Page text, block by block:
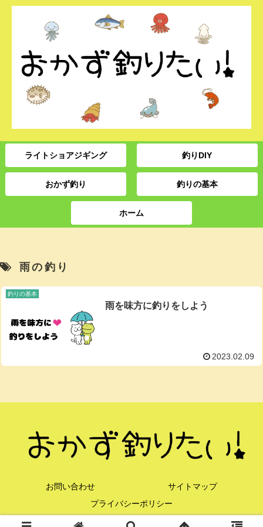
ライトショアジギング 釣りDIY
おかず釣り 釣りの基本
ホーム
雨の釣り
釣りの基本
雨を味方に釣りをしよう
2023.02.09
お問い合わせ
サイトマップ
プライバシーポリシー
© 2021 おかず釣りたい！.